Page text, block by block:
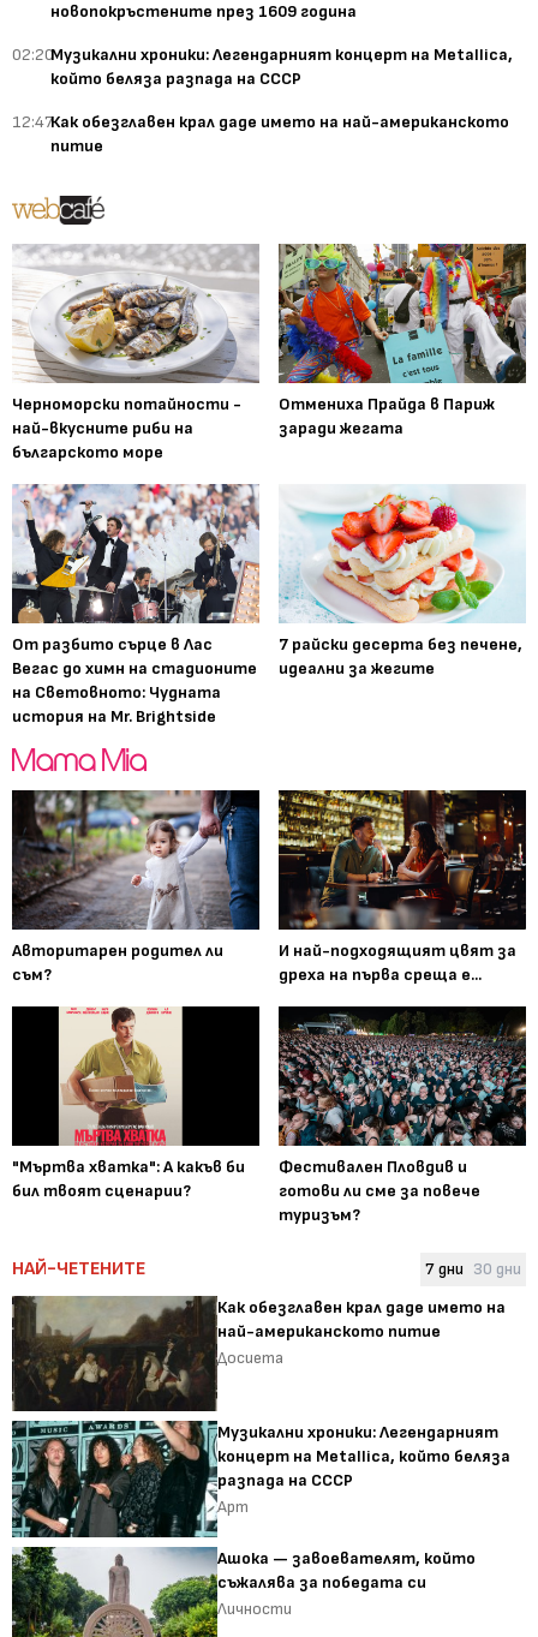
новопокръстените през 1609 година
02:20Музикални хроники: Легендарният концерт на Metallica,
който беляза разпада на СССР
12:47Как обезглавен крал даде името на най-американското
питие
Черноморски потайности -
най-вкусните риби на
българското море
Отмениха Прайда в Париж
заради жегата
От разбито сърце в Лас
Вегас до химн на стадионите
на Световното: Чудната
история на Mr. Brightside
7 райски десерта без печене,
идеални за жегите
Авторитарен родител ли
съм?
И най-подходящият цвят за
дреха на първа среща е...
"Мъртва хватка": А какъв би
бил твоят сценарии?
Фестивален Пловдив и
готови ли сме за повече
туризъм?
НАЙ-ЧЕТЕНИТЕ 7 дни 30 дни
Как обезглавен крал даде името на
най-американското питие
Досиета
Музикални хроники: Легендарният
концерт на Metallica, който беляза
разпада на СССР
Арт
Ашока — завоевателят, който
съжалява за победата си
Личности